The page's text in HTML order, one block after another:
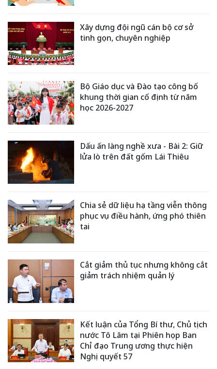
Xây dựng đội ngũ cán bộ cơ sở
tinh gọn, chuyên nghiệp
Bộ Giáo dục và Đào tạo công bố
khung thời gian cố định từ năm
học 2026-2027
Dấu ấn làng nghề xưa - Bài 2: Giữ
lửa lò trên đất gốm Lái Thiêu
Chia sẻ dữ liệu hạ tầng viễn thông
phục vụ điều hành, ứng phó thiên
tai
Cắt giảm thủ tục nhưng không cắt
giảm trách nhiệm quản lý
Kết luận của Tổng Bí thư, Chủ tịch
nước Tô Lâm tại Phiên họp Ban
Chỉ đạo Trung ương thực hiện
Nghị quyết 57